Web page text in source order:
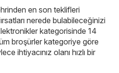
en son teklifleri
nerede bulabileceğinizi
kategorisinde 14
broşürler kategoriye göre
ihtiyacınız olanı hızlı bir